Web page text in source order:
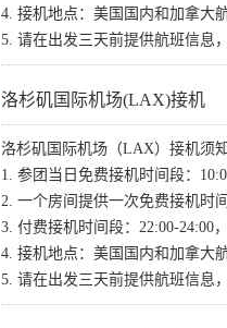
4. 接机地点：美国国内和加拿大
5. 请在出发三天前提供航班信息
洛杉矶国际机场(LAX)接机
洛杉矶国际机场（LAX）接机须
1. 参团当日免费接机时间段：
2. 一个房间提供一次免费接机时
3. 付费接机时间段：22:00-24:00
4. 接机地点：美国国内和加拿大
5. 请在出发三天前提供航班信息